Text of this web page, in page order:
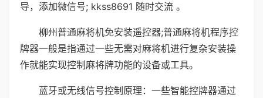
导，添加微信号; kkss8691 随时交流 。
柳州普通麻将机免安装遥控器;普通麻将机程序控
牌器一般是指通过一些无需对麻将机进行复杂安装操
作就能实现控制麻将牌功能的设备或工具。
蓝牙或无线信号控制原理：一些智能控牌器通过